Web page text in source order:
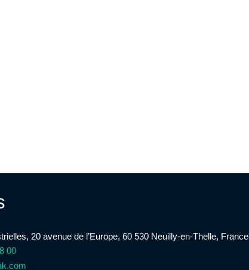
20 avenue de l’Europe, 60 530 Neuilly-en-Thelle, France
00